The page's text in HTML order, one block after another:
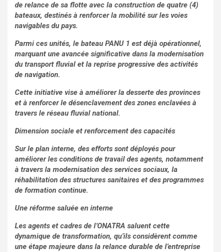
de relance de sa flotte avec la construction de quatre (4)
bateaux, destinés à renforcer la mobilité sur les voies
navigables du pays.
Parmi ces unités, le bateau PANU 1 est déjà opérationnel,
marquant une avancée significative dans la modernisation
du transport fluvial et la reprise progressive des activités
de navigation.
Cette initiative vise à améliorer la desserte des provinces
et à renforcer le désenclavement des zones enclavées à
travers le réseau fluvial national.
Dimension sociale et renforcement des capacités
Sur le plan interne, des efforts sont déployés pour
améliorer les conditions de travail des agents, notamment
à travers la modernisation des services sociaux, la
réhabilitation des structures sanitaires et des programmes
de formation continue.
Une réforme saluée en interne
Les agents et cadres de l’ONATRA saluent cette
dynamique de transformation, qu’ils considèrent comme
une étape majeure dans la relance durable de l’entreprise